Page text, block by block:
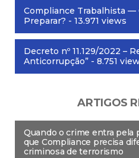
Compliance Trabalhista —
Preparar? - 13.971 views
Decreto nº 11.129/2022 –
Anticorrupção” - 8.751
ARTIGOS
Quando o crime entra pela
que Compliance precisa
criminosa de terrorismo